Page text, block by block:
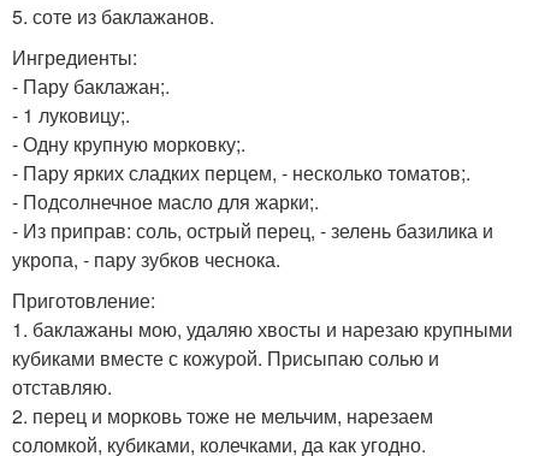
5. соте из баклажанов.
Ингредиенты:
- Пару баклажан;.
- 1 луковицу;.
- Одну крупную морковку;.
- Пару ярких сладких перцем, - несколько томатов;.
- Подсолнечное масло для жарки;.
- Из приправ: соль, острый перец, - зелень базилика и
укропа, - пару зубков чеснока.
Приготовление:
1. баклажаны мою, удаляю хвосты и нарезаю крупными
кубиками вместе с кожурой. Присыпаю солью и
отставляю.
2. перец и морковь тоже не мельчим, нарезаем
соломкой, кубиками, колечками, да как угодно.